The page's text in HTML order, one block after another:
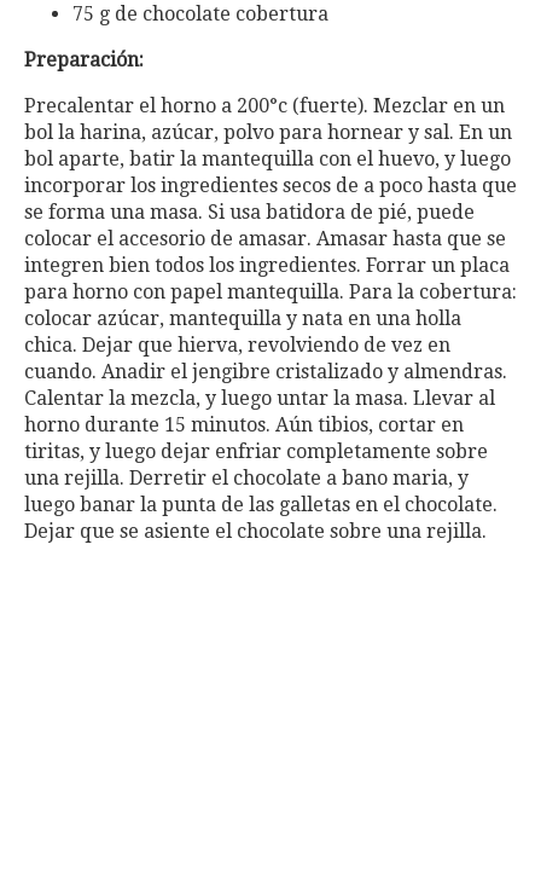
75 g de chocolate cobertura
Preparación:
Precalentar el horno a 200°c (fuerte). Mezclar en un
bol la harina, azúcar, polvo para hornear y sal. En un
bol aparte, batir la mantequilla con el huevo, y luego
incorporar los ingredientes secos de a poco hasta que
se forma una masa. Si usa batidora de pié, puede
colocar el accesorio de amasar. Amasar hasta que se
integren bien todos los ingredientes. Forrar un placa
para horno con papel mantequilla. Para la cobertura:
colocar azúcar, mantequilla y nata en una holla
chica. Dejar que hierva, revolviendo de vez en
cuando. Anadir el jengibre cristalizado y almendras.
Calentar la mezcla, y luego untar la masa. Llevar al
horno durante 15 minutos. Aún tibios, cortar en
tiritas, y luego dejar enfriar completamente sobre
una rejilla. Derretir el chocolate a bano maria, y
luego banar la punta de las galletas en el chocolate.
Dejar que se asiente el chocolate sobre una rejilla.